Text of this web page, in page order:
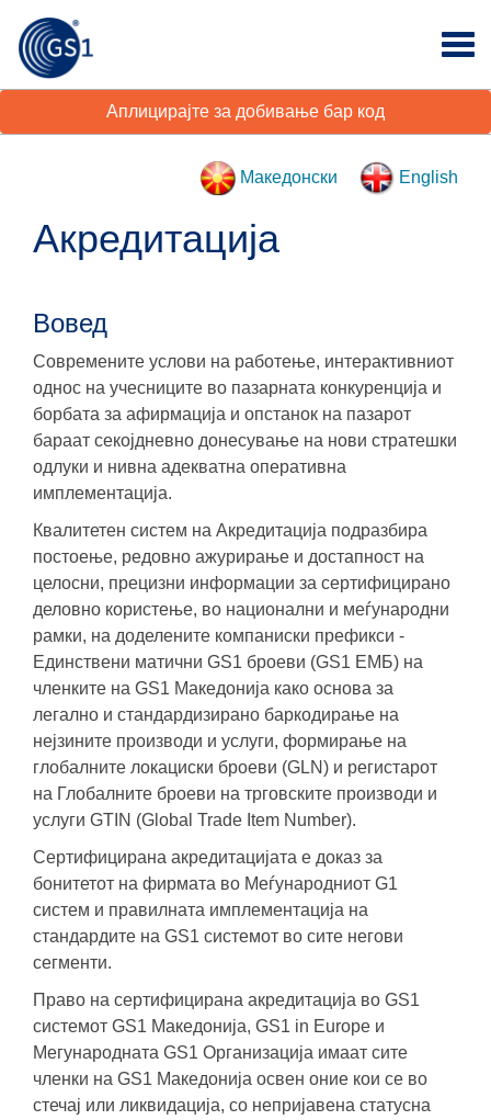
Аплицирајте за добивање бар код
Македонски English
Акредитација
Вовед
Современите услови на работење, интерактивниот
однос на учесниците во пазарната конкуренција и
борбата за афирмација и опстанок на пазарот
бараат секојдневно донесување на нови стратешки
одлуки и нивна адекватна оперативна
имплементација.
Квалитетен систем на Акредитација подразбира
постоење, редовно ажурирање и достапност на
целосни, прецизни информации за сертифицирано
деловно користење, во национални и меѓународни
рамки, на доделените компаниски префикси -
Единствени матични GS1 броеви (GS1 ЕМБ) на
членките на GS1 Македонија како основа за
легално и стандардизирано баркодирање на
нејзините производи и услуги, формирање на
глобалните локациски броеви (GLN) и регистарот
на Глобалните броеви на трговските производи и
услуги GTIN (Global Trade Item Number).
Сертифицирана акредитацијата е доказ за
бонитетот на фирмата во Меѓународниот G1
систем и правилната имплементација на
стандардите на GS1 системот во сите негови
сегменти.
Право на сертифицирана акредитација во GS1
системот GS1 Македонија, GS1 in Europe и
Мегународната GS1 Организација имаат сите
членки на GS1 Македонија освен оние кои се во
стечај или ликвидација, со непријавена статусна